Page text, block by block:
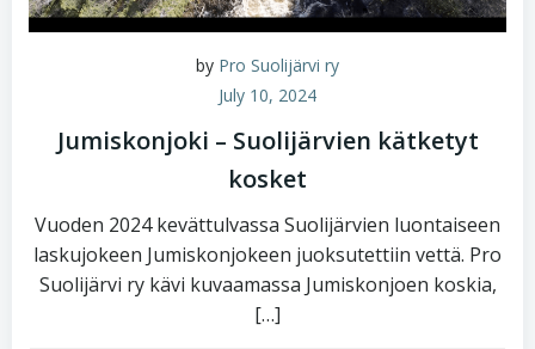
by Pro Suolijärvi ry
July 10, 2024
Jumiskonjoki – Suolijärvien kätketyt
kosket
Vuoden 2024 kevättulvassa Suolijärvien luontaiseen
laskujokeen Jumiskonjokeen juoksutettiin vettä. Pro
Suolijärvi ry kävi kuvaamassa Jumiskonjoen koskia,
[…]